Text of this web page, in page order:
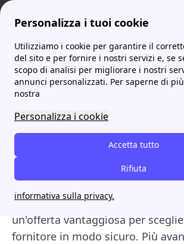
Personalizza i tuoi cookie
Utilizziamo i cookie per garantire il
del sito e per fornire i nostri servizi e, se
scopo di analisi per migliorare i nostri
annunci personalizzati. Per saperne di
nostra
Personalizza i cookie
Accetta tutto
Rifiuta
informativa sulla privacy.
ProntoBolletta Elenco Completo dei Fornitori di Luce e Gas: Quale Scegliere? Lista Nera dei Fornitori di Energia Elettrica e Gas: cosa devi sapere
Lista Nera dei
Energia Elettrica e
cosa devi sapere
Scopri la
, un elenco che include
pratiche commerciali scorrette.
un'offerta vantaggiosa per
fornitore in modo sicuro. Più